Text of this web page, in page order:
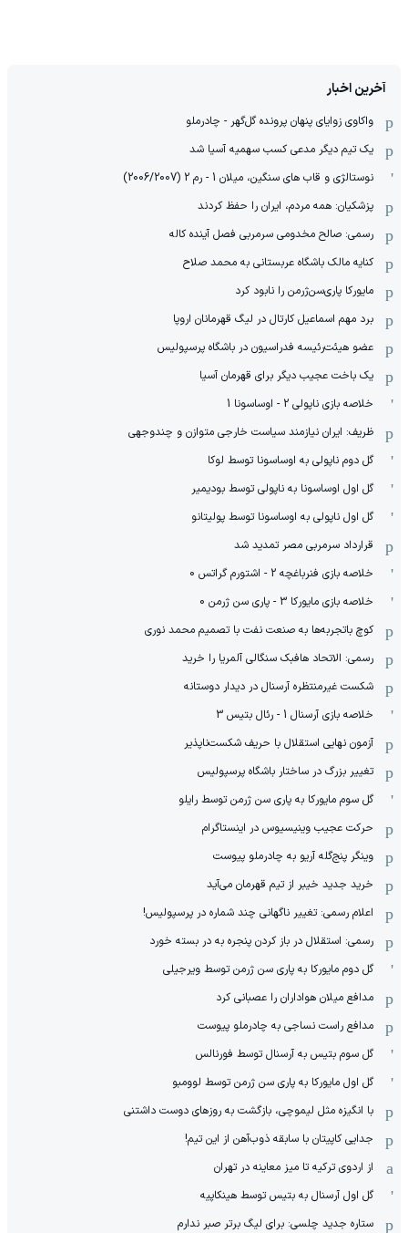
آخرین اخبار
واکاوی زوایای پنهان پرونده گل‌گهر - چادرملو
یک تیم دیگر مدعی کسب سهمیه آسیا شد
نوستالژی و قاب های سنگین، میلان 1 - رم 2 (2006/2007)
پزشکیان: همه مردم، ایران را حفظ کردند
رسمی: صالح مخدومی سرمربی فصل آینده کاله
کنایه مالک باشگاه عربستانی به محمد صلاح
مایورکا پاری‌سن‌ژرمن را نابود کرد
برد مهم اسماعیل کارتال در لیگ قهرمانان اروپا
عضو هیئت‌رئیسه فدراسیون در باشگاه پرسپولیس
یک باخت عجیب دیگر برای قهرمان آسیا
خلاصه بازی ناپولی 2 - اوساسونا 1
ظریف: ایران نیازمند سیاست خارجی متوازن و چندوجهی
گل دوم ناپولی به اوساسونا توسط لوکا
گل اول اوساسونا به ناپولی توسط بودیمیر
گل اول ناپولی به اوساسونا توسط پولیتانو
قرارداد سرمربی مصر تمدید شد
خلاصه بازی فنرباغچه 2 - اشتورم گراتس 0
خلاصه بازی مایورکا 3 - پاری سن ژرمن 0
کوچ باتجربه‌ها به صنعت نفت با تصمیم محمد نوری
رسمی: الاتحاد هافبک سنگالی آلمریا را خرید
شکست غیرمنتظره آرسنال در دیدار دوستانه
خلاصه بازی آرسنال 1 - رئال بتیس 3
آزمون نهایی استقلال با حریف شکست‌ناپذیر
تغییر بزرگ در ساختار باشگاه پرسپولیس
گل سوم مایورکا به پاری سن ژرمن توسط رایلو
حرکت عجیب وینیسیوس در اینستاگرام
وینگر پنج‌گله آریو به چادرملو پیوست
خرید جدید خیبر از تیم قهرمان می‌آید
اعلام رسمی: تغییر ناگهانی چند شماره در پرسپولیس!
رسمی: استقلال در باز کردن پنجره به در بسته خورد
گل دوم مایورکا به پاری سن ژرمن توسط ویرجیلی
مدافع میلان هواداران را عصبانی کرد
مدافع راست نساجی به چادرملو پیوست
گل سوم بتیس به آرسنال توسط فورنالس
گل اول مایورکا به پاری سن ژرمن توسط لوومبو
با انگیزه مثل لیموچی، بازگشت به روزهای دوست داشتنی
جدایی کاپیتان با سابقه ذوب‌آهن از این تیم!
از اردوی ترکیه تا میز معاینه در تهران
گل اول آرسنال به بتیس توسط هینکاپیه
ستاره جدید چلسی: برای لیگ برتر صبر ندارم